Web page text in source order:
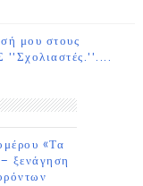
μου στους
«Τα
ξενάγηση